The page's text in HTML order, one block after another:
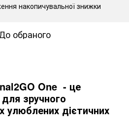
накопичувальної знижки
обраного
One - це
зручного
улюблених дієтичних